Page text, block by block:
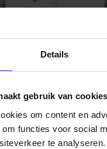
Details
gebruik van cookies
om content en
functies voor social
te
mg &
90
€18,95